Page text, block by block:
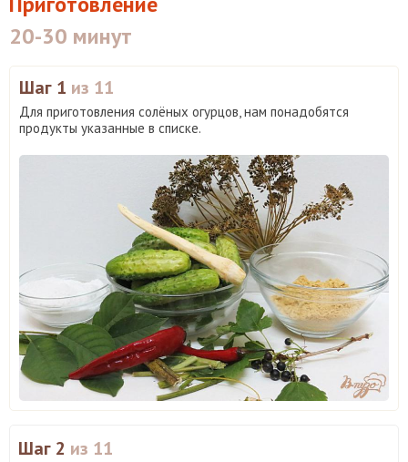
20-30 минут
Шаг 1 из 11
Для приготовления солёных огурцов, нам понадобятся
продукты указанные в списке.
Шаг 2 из 11